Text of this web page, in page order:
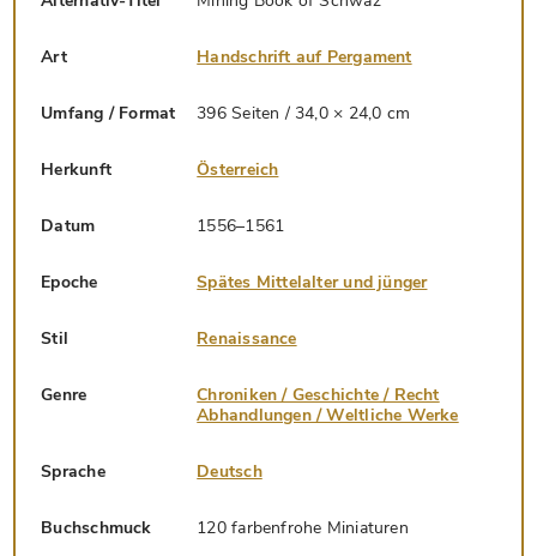
Art Handschrift auf Pergament
Umfang / Format 396 Seiten / 34,0 × 24,0 cm
Herkunft Österreich
Datum 1556–1561
Epoche Spätes Mittelalter und jünger
Stil Renaissance
Genre
Chroniken / Geschichte / Recht
Abhandlungen / Weltliche Werke
Sprache Deutsch
Buchschmuck 120 farbenfrohe Miniaturen